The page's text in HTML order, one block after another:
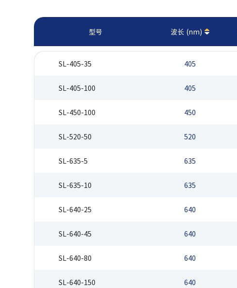
型号 波长 (nm)
SL-405-35 405
SL-405-100 405
SL-450-100 450
SL-520-50 520
SL-635-5 635
SL-635-10 635
SL-640-25 640
SL-640-45 640
SL-640-80 640
SL-640-150 640